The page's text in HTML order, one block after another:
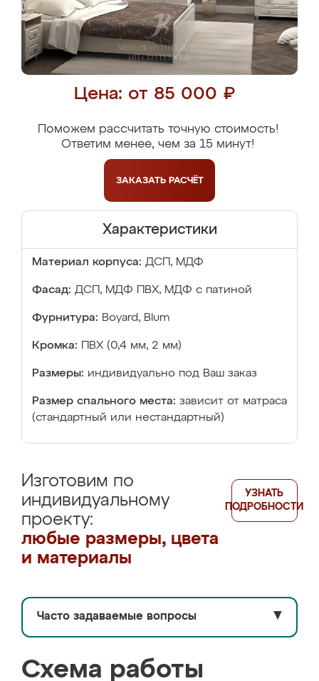
Цена: от 85 000 ₽
Поможем рассчитать точную стоимость!
Ответим менее, чем за 15 минут!
ЗАКАЗАТЬ РАСЧЁТ
Характеристики
Материал корпуса: ДСП, МДФ
Фасад: ДСП, МДФ ПВХ, МДФ с патиной
Фурнитура: Boyard, Blum
Кромка: ПВХ (0,4 мм, 2 мм)
Размеры: индивидуально под Ваш заказ
Размер спального места: зависит от матраса
(стандартный или нестандартный)
Изготовим по
индивидуальному
проекту:
любые размеры, цвета
и материалы
УЗНАТЬ
ПОДРОБНОСТИ
Часто задаваемые вопросы ▼
Схема работы